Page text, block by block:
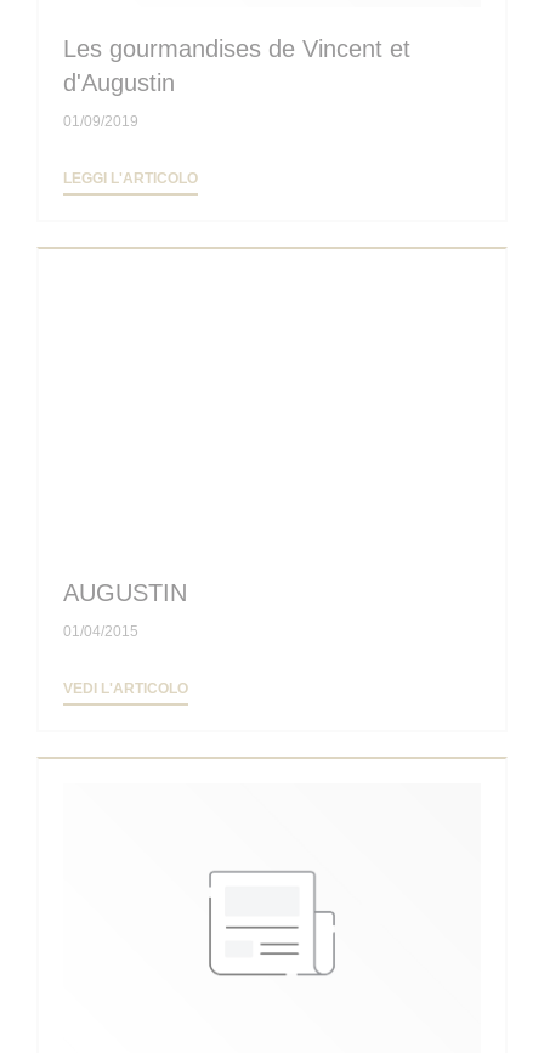
Les gourmandises de Vincent et
d'Augustin
01/09/2019
LEGGI L'ARTICOLO((APRE UNA NUOVA FINESTRA))
AUGUSTIN
01/04/2015
VEDI L'ARTICOLO((APRE UNA NUOVA FINESTRA))